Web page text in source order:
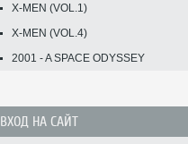
X-MEN (VOL.1)
X-MEN (VOL.4)
2001 - A SPACE ODYSSEY
ВХОД НА САЙТ